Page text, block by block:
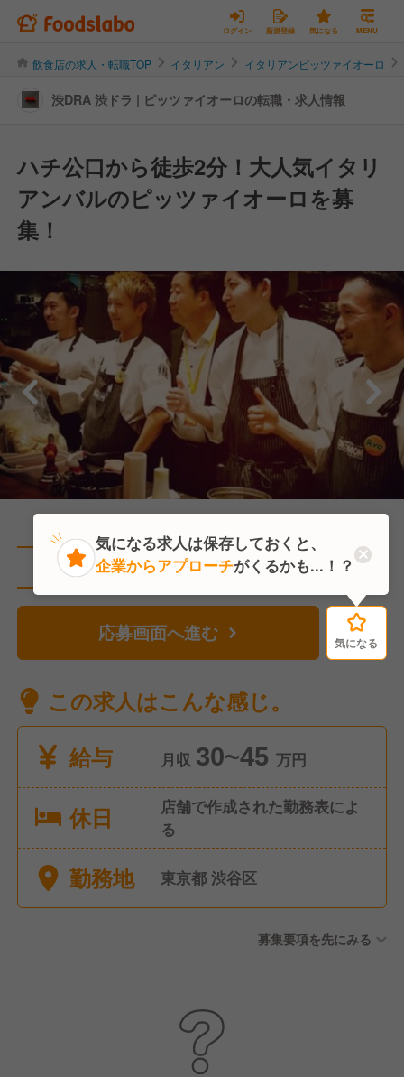
ログイン 新規登録 気になる MENU
飲食店の求人・転職TOP イタリアン イタリアンピッツァイオーロ
渋DRA 渋ドラ | ピッツァイオーロの転職・求人情報
ハチ公口から徒歩2分！大人気イタリ
アンバルのピッツァイオーロを募
集！
直近1人がこの求人を検討中
応募画面へ進む 気になる
この求人はこんな感じ。
給与
月収 30~45 万円
休日
店舗で作成された勤務表によ
る
勤務地 東京都 渋谷区
募集要項を先にみる
気になる
気になる求人は保存しておくと、
企業からアプローチがくるかも...！？